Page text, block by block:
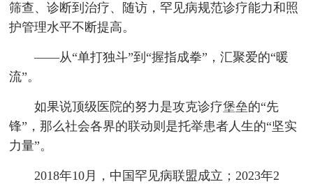
筛查、诊断到治疗、随访，罕见病规范诊疗能力和照
护管理水平不断提高。
——从“单打独斗”到“握指成拳”，汇聚爱的“暖
流”。
如果说顶级医院的努力是攻克诊疗堡垒的“先
锋”，那么社会各界的联动则是托举患者人生的“坚实
力量”。
2018年10月，中国罕见病联盟成立；2023年2